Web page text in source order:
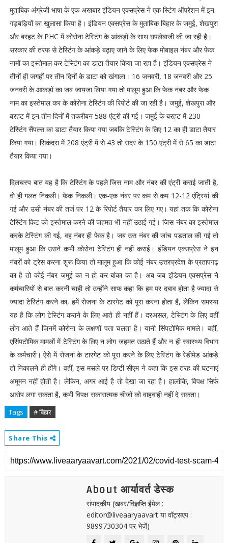
मुताबिक़ अंग्रेजी भाषा के एक अखबार इंडियन एक्सप्रेस ने एक स्टिंग ऑपरेशन में इन
गड़बड़ियों का खुलासा किया है। इंडियन एक्सप्रेस के मुताबिक बिहार के जमुई, शेखपुरा
और बरहट के PHC में कोरोना टेस्टिंग के आंकड़ों के साथ घपलेबाजी की जा रही है।
सरकार की तरफ से टेस्टिंग के आंकड़े बढ़ाए जाने के लिए फेक मोबाइल नंबर और फेक
नामों का इस्तेमाल कर टेस्टिंग का डाटा तैयार किया जा रहा है। इंडियन एक्सप्रेस ने
तीनों ही जगहों पर तीन दिनों के डाटा को खंगाला। 16 जनवरी, 18 जनवरी और 25
जनवरी के आंकड़ों का जब जायजा लिया गया तो मालूम हुआ कि फेक नंबर और फेक
नाम का इस्तेमाल कर के कोरोना टेस्टिंग की रिपोर्ट की जा रही है। जमुई, शेखपुरा और
बरहट में इन तीन दिनों में तकरीबन 588 एंट्री की गई। जमुई के बरहट में 230
टेस्टिंग सैंपल्स का डाटा तैयार किया गया जबकि टेस्टिंग के लिए 12 का ही डाटा तैयार
किया गया। सिकंदरा में 208 एंट्री में से 43 तो सदर के 150 एंट्री में से 65 का डाटा
तैयार किया गया।
दिलचस्प बात यह है कि टेस्टिंग के पहले जिस नाम और नंबर की एंट्री कराई जाती है,
वो ही गलत निकली। फेक निकली। एक-एक नंबर पर कम से कम 12-12 एंट्रियां की
गई और उसी नंबर की तर्ज पर 12 के रिपोर्ट तैयार कर लिए गए। यहां तक कि कोरोना
टेस्टिंग किट को इस्तेमाल करने की जहमत भी नहीं उठाई गई। जिस नंबर का इस्तेमाल
करके टेस्टिंग की गई, वह नंबर ही फेक है। जब उस नंबर की जांच पड़ताल की गई तो
मालूम हुआ कि उसने कभी कोरोना टेस्टिंग ही नहीं कराई। इंडियन एक्सप्रेस ने इन
नंबरों को ट्रेस करना शुरू किया तो मालूम हुआ कि कोई नंबर उत्तरप्रदेश के प्रतापगढ़
का है तो कोई नंबर जमुई का न हो कर बांका का है। अब जब इंडियन एक्सप्रेस ने
कर्मचारियों से बात करनी चाही तो उन्होंने साफ कहा कि हम पर दबाव होता है ज्यादा से
ज्यादा टेस्टिंग करने का, हमें रोजना के टारगेट को पूरा करना होता है, लेकिन समस्या
यह है कि लोग टेस्टिंग कराने के लिए आते ही नहीं हैं। दरअसल, टेस्टिंग के लिए वहीं
लोग आते हैं जिनमें कोरोना के लक्षणों पता चलता है। यानी सिंपटोमिक मामले। वहीं,
एसिंपटोमिक मामलों में टेस्टिंग के लिए न लोग जहमत उठाते हैं और न ही स्वास्थ्य विभाग
के कर्मचारी। ऐसे में रोजना के टारगेट को पूरा करने के लिए टेस्टिंग के रेडीमेड आंकड़े
तो निकालने ही होंगे। वहीं, इस मसले पर डिप्टी सीएम ने कहा कि इस तरह की घटनाएं
अमूमन नहीं होती है। लेकिन, अगर आई है तो देखा जा रहा है। हालांकि, विपक्ष सिर्फ
आरोप लगा सकता है, कभी विपक्ष सकारात्मक चीजों को वाहवाही नहीं दे सकता।
Tags # बिहार
Share This
About आर्यावर्त डेस्क
संपादकीय (खबर/विज्ञप्ति ईमेल :
editor@liveaaryaavart या वॉट्सएप :
9899730304 पर भेजें)